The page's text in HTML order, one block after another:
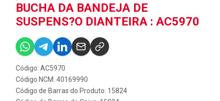
BUCHA DA BANDEJA DE
SUSPENS?O DIANTEIRA : AC5970
Código: AC5970
Código NCM: 40169990
Código de Barras do Produto: 15824